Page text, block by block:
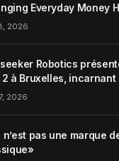
Everyday Money
2026
Robotics
2 à Bruxelles,
de Garden
2026
n’est pas une marque